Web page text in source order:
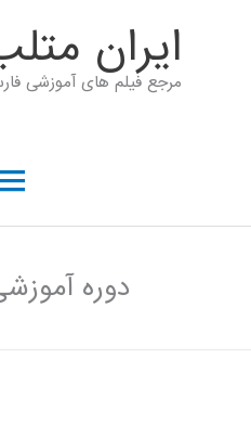
ايران
مرجع فیلم های آموزشی